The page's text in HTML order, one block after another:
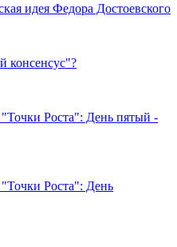
идея Федора Достоевского
консенсус"?
Роста": День пятый -
Роста": День